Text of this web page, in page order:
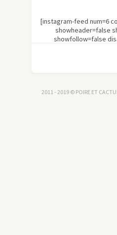
[instagram-feed num=6
showheader=false
showfollow=false
2011 - 2019 © POIRE ET